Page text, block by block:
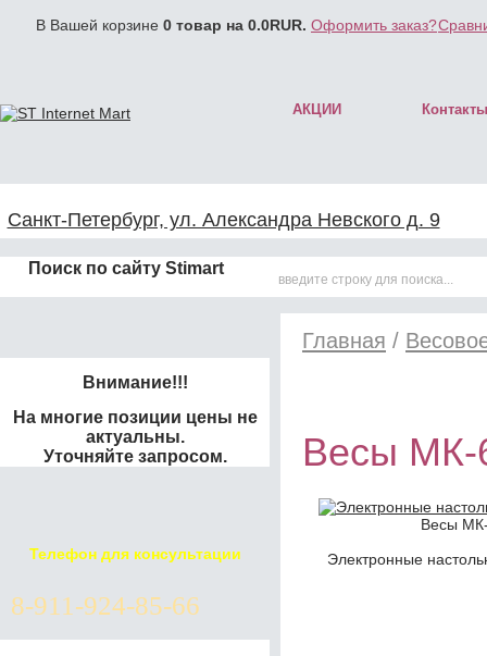
В Вашей корзине 0 товар на 0.0RUR. Оформить заказ?
АКЦИИ Контакты
Санкт-Петербург, ул. Александра Невского д. 9
Поиск по сайту Stimart
Внимание!!!
На многие позиции цены не
актуальны.
Уточняйте запросом.
Телефон для консультации
8-911-924-85-66
Главная /
Весы МК-
Весы
Электронные